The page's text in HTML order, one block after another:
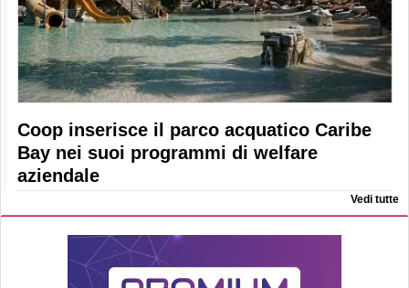
Coop inserisce il parco acquatico Caribe
Bay nei suoi programmi di welfare
aziendale
Vedi tutte